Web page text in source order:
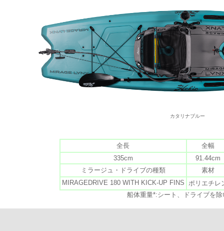
カタリナブルー
全長
全幅
335cm
91.44cm
ミラージュ・ドライブの種類
素材
MIRAGEDRIVE 180 WITH KICK-UP FINS ポリエチレ
船体重量*:シート、ドライブを除